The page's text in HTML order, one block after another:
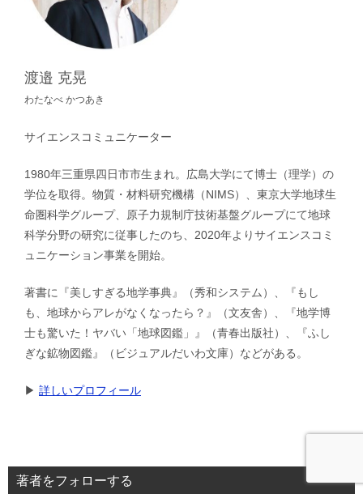
渡邉 克晃
わたなべ かつあき
サイエンスコミュニケーター
1980年三重県四日市市生まれ。広島大学にて博士（理学）の
学位を取得。物質・材料研究機構（NIMS）、東京大学地球生
命圏科学グループ、原子力規制庁技術基盤グループにて地球
科学分野の研究に従事したのち、2020年よりサイエンスコミ
ュニケーション事業を開始。
著書に『美しすぎる地学事典』（秀和システム）、『もし
も、地球からアレがなくなったら？』（文友舎）、『地学博
士も驚いた！ヤバい「地球図鑑」』（青春出版社）、『ふし
ぎな鉱物図鑑』（ビジュアルだいわ文庫）などがある。
▶︎ 詳しいプロフィール
著者をフォローする